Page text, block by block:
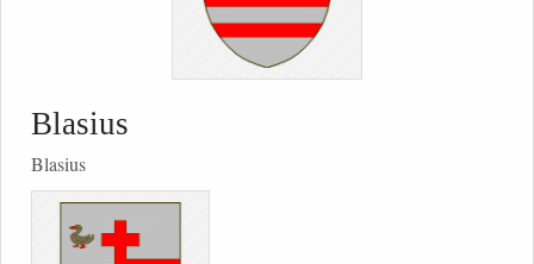
Blasius
Blasius